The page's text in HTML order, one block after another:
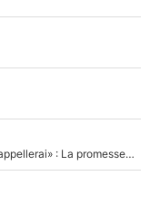
Mercato - OM - «Dès que je prends un club, je t’appellerai» : La promesse de Marcelino au moment de claquer la porte